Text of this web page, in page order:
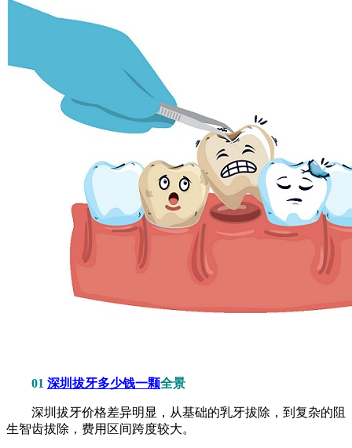
01 深圳拔牙多少钱一颗全景
深圳拔牙价格差异明显，从基础的乳牙拔除，到复杂的阻
生智齿拔除，费用区间跨度较大。